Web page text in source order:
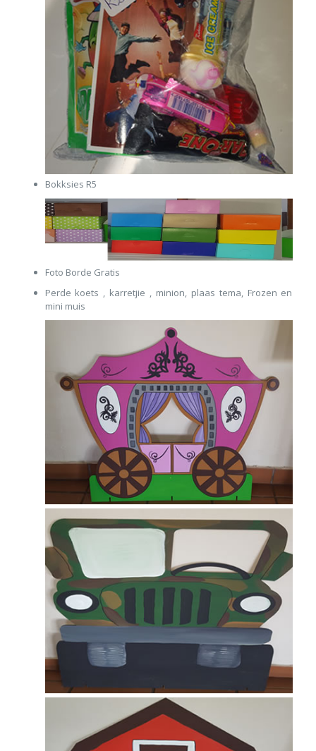
Bokksies R5
Foto Borde Gratis
Perde koets , karretjie , minion, plaas tema, Frozen en
mini muis